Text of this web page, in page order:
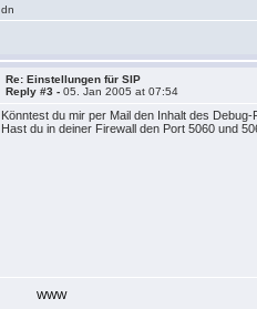
dn
Re: Einstellungen für SIP
Reply #3 -05. Jan 2005 at 07:54
Könntest du mir per Mail den Inhalt des
Hast du in deiner Firewall den Port 5060 und
WWW